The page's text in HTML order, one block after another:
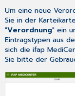
Um eine neue
Sie in der
"Verordnung" ein
Eintragstypen aus
sich die ifap
Sie bitte der